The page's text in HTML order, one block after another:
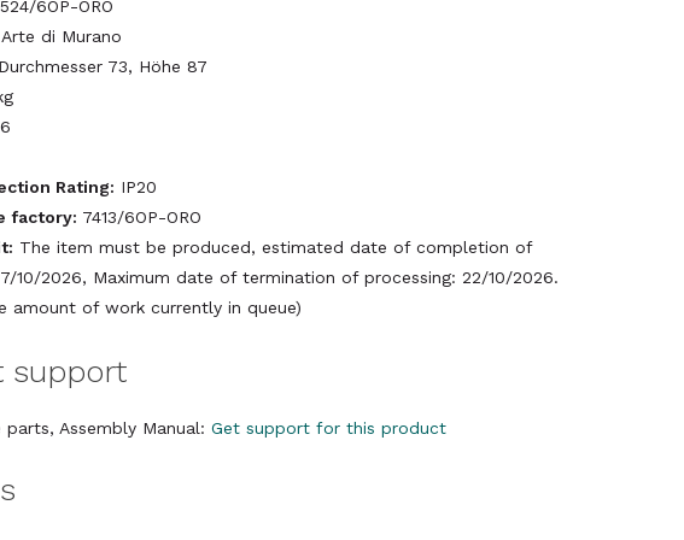
6OP-ORO
Arte di Murano
73, Höhe 87
6
Rating: IP20
factory: 7413/6OP-ORO
The item must be produced, estimated date of completion of
10/2026, Maximum date of termination of processing: 22/10/2026.
amount of work currently in queue)
support
parts, Assembly Manual: Get support for this product